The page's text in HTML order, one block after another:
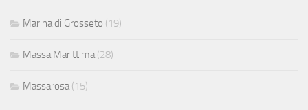
Marina di Grosseto (19)
Massa Marittima (28)
Massarosa (15)